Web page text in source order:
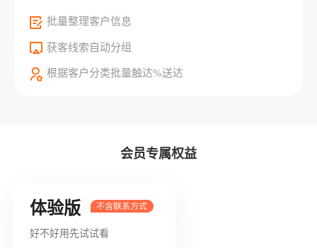
批量整理客户信息
获客线索自动分组
根据客户分类批量触达%送达
会员专属权益
体验版
好不好用先试试看